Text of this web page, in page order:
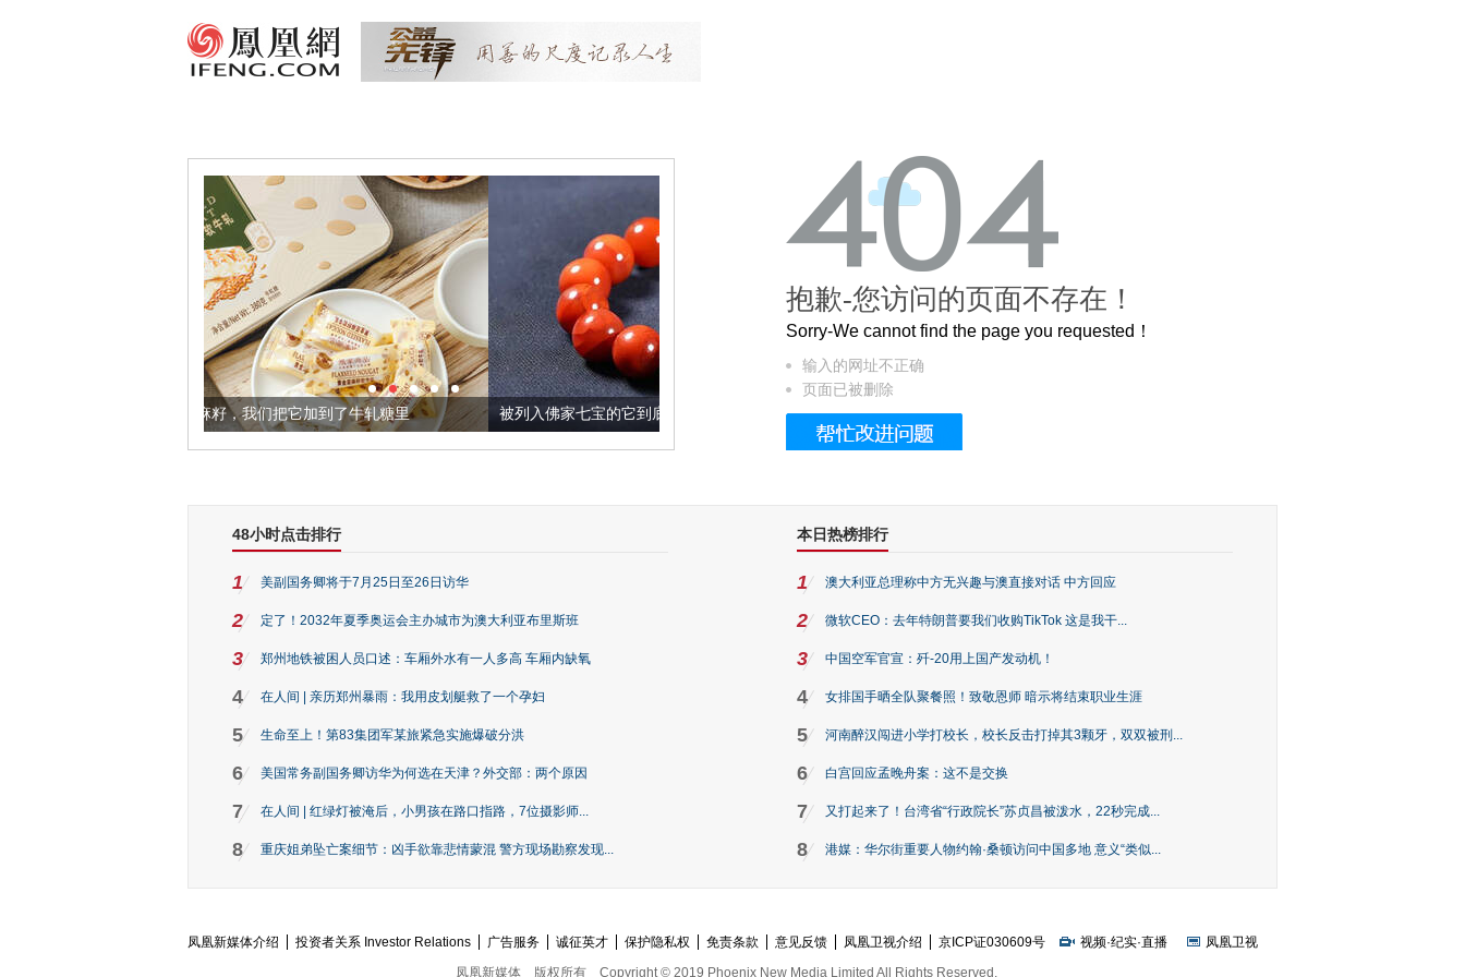
康的黄金亚麻籽，我们把它加到了牛轧糖里 被列入佛家七宝的它到底有多美？ 这个3.2米的长卷，还原了600岁的紫禁城
抱歉-您访问的页面不存在！
Sorry-We cannot find the page you requested！
输入的网址不正确
页面已被删除
48小时点击排行
1 美副国务卿将于7月25日至26日访华
2 定了！2032年夏季奥运会主办城市为澳大利亚布里斯班
3 郑州地铁被困人员口述：车厢外水有一人多高 车厢内缺氧
4 在人间 | 亲历郑州暴雨：我用皮划艇救了一个孕妇
5 生命至上！第83集团军某旅紧急实施爆破分洪
6 美国常务副国务卿访华为何选在天津？外交部：两个原因
7 在人间 | 红绿灯被淹后，小男孩在路口指路，7位摄影师...
8 重庆姐弟坠亡案细节：凶手欲靠悲情蒙混 警方现场勘察发现...
本日热榜排行
1 澳大利亚总理称中方无兴趣与澳直接对话 中方回应
2 微软CEO：去年特朗普要我们收购TikTok 这是我干...
3 中国空军官宣：歼-20用上国产发动机！
4 女排国手晒全队聚餐照！致敬恩师 暗示将结束职业生涯
5 河南醉汉闯进小学打校长，校长反击打掉其3颗牙，双双被刑...
6 白宫回应孟晚舟案：这不是交换
7 又打起来了！台湾省“行政院长”苏贞昌被泼水，22秒完成...
8 港媒：华尔街重要人物约翰·桑顿访问中国多地 意义“类似...
凤凰新媒体介绍 投资者关系 Investor Relations 广告服务 诚征英才 保护隐私权 免责条款 意见反馈 凤凰卫视介绍 京ICP证030609号 视频·纪实·直播
凤凰卫视
凤凰新媒体
版权所有 Copyright © 2019 Phoenix New Media Limited All Rights Reserved.